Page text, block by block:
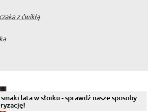
z ćwikłą
lata w słoiku - sprawdź nasze sposoby